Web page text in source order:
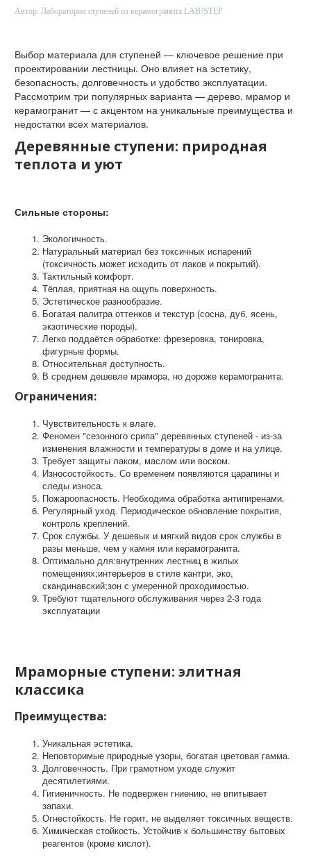
Автор: Лаборатория ступеней из керамогранита LAB!STEP
Выбор материала для ступеней — ключевое решение при
проектировании лестницы. Оно влияет на эстетику,
безопасность, долговечность и удобство эксплуатации.
Рассмотрим три популярных варианта — дерево, мрамор и
керамогранит — с акцентом на уникальные преимущества и
недостатки всех материалов.
Деревянные ступени: природная
теплота и уют
Сильные стороны:
Экологичность.
Натуральный материал без токсичных испарений
(токсичность может исходить от лаков и покрытий).
Тактильный комфорт.
Тёплая, приятная на ощупь поверхность.
Эстетическое разнообразие.
Богатая палитра оттенков и текстур (сосна, дуб, ясень,
экзотические породы).
Легко поддаётся обработке: фрезеровка, тонировка,
фигурные формы.
Относительная доступность.
В среднем дешевле мрамора, но дороже керамогранита.
Ограничения:
Чувствительность к влаге.
Феномен "сезонного срипа" деревянных ступеней - из-за
изменения влажности и температуры в доме и на улице.
Требует защиты лаком, маслом или воском.
Износостойкость. Со временем появляются царапины и
следы износа.
Пожароопасность. Необходима обработка антипиренами.
Регулярный уход. Периодическое обновление покрытия,
контроль креплений.
Срок службы. У дешевых и мягкий видов срок службы в
разы меньше, чем у камня или керамогранита.
Оптимально для:внутренних лестниц в жилых
помещениях;интерьеров в стиле кантри, эко,
скандинавский;зон с умеренной проходимостью.
Требуют тщательного обслуживания через 2-3 года
эксплуатации
Мраморные ступени: элитная
классика
Преимущества:
Уникальная эстетика.
Неповторимые природные узоры, богатая цветовая гамма.
Долговечность. При грамотном уходе служит
десятилетиями.
Гигиеничность. Не подвержен гниению, не впитывает
запахи.
Огнестойкость. Не горит, не выделяет токсичных веществ.
Химическая стойкость. Устойчив к большинству бытовых
реагентов (кроме кислот).